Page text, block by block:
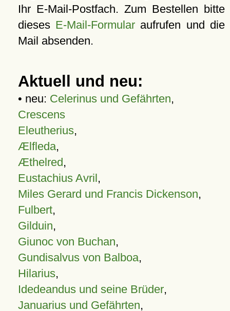
Ihr E-Mail-Postfach. Zum Bestellen bitte
dieses E-Mail-Formular aufrufen und die
Mail absenden.
Aktuell und neu:
• neu: Celerinus und Gefährten,
Crescens
Eleutherius,
Ælfleda,
Æthelred,
Eustachius Avril,
Miles Gerard und Francis Dickenson,
Fulbert,
Gilduin,
Giunoc von Buchan,
Gundisalvus von Balboa,
Hilarius,
Idedeandus und seine Brüder,
Januarius und Gefährten,